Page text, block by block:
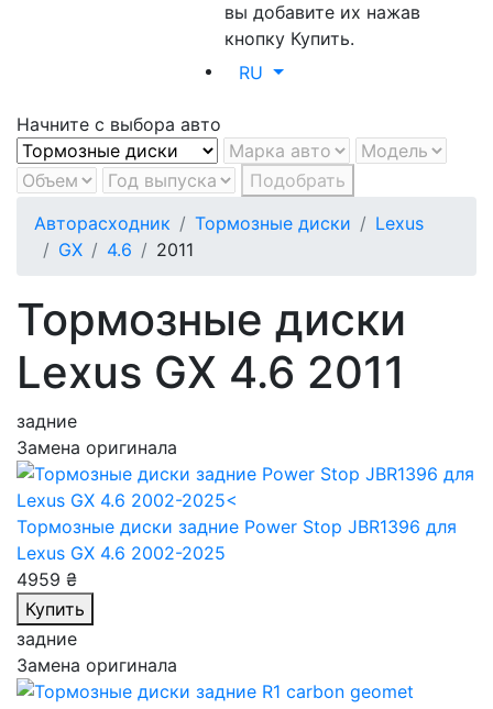
вы добавите их нажав
кнопку Купить.
RU
Начните с выбора авто
Подобрать
Авторасходник
Тормозные диски
Lexus
GX
4.6 2011
Тормозные диски
Lexus GX 4.6 2011
задние
Замена оригинала
Тормозные диски задние Power Stop JBR1396 для
Lexus GX 4.6 2002-2025
4959 ₴
Купить
задние
Замена оригинала